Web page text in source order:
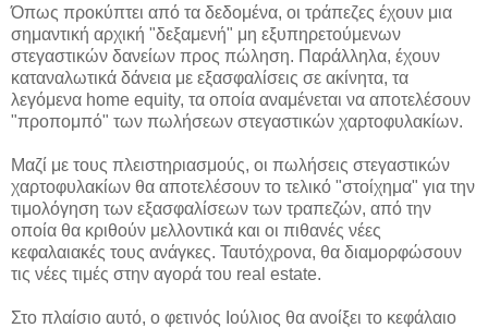
Όπως προκύπτει από τα δεδομένα, οι τράπεζες έχουν μια
σημαντική αρχική "δεξαμενή" μη εξυπηρετούμενων
στεγαστικών δανείων προς πώληση. Παράλληλα, έχουν
καταναλωτικά δάνεια με εξασφαλίσεις σε ακίνητα, τα
λεγόμενα home equity, τα οποία αναμένεται να αποτελέσουν
"προπομπό" των πωλήσεων στεγαστικών χαρτοφυλακίων.
Μαζί με τους πλειστηριασμούς, οι πωλήσεις στεγαστικών
χαρτοφυλακίων θα αποτελέσουν το τελικό "στοίχημα" για την
τιμολόγηση των εξασφαλίσεων των τραπεζών, από την
οποία θα κριθούν μελλοντικά και οι πιθανές νέες
κεφαλαιακές τους ανάγκες. Ταυτόχρονα, θα διαμορφώσουν
τις νέες τιμές στην αγορά του real estate.
Στο πλαίσιο αυτό, ο φετινός Ιούλιος θα ανοίξει το κεφάλαιο